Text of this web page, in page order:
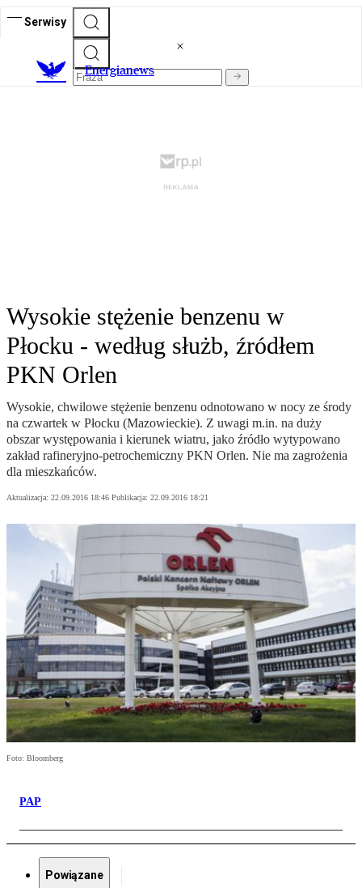
Serwisy
Energianews
Wysokie stężenie benzenu w
Płocku - według służb, źródłem
PKN Orlen
Wysokie, chwilowe stężenie benzenu odnotowano w nocy ze środy
na czwartek w Płocku (Mazowieckie). Z uwagi m.in. na duży
obszar występowania i kierunek wiatru, jako źródło wytypowano
zakład rafineryjno-petrochemiczny PKN Orlen. Nie ma zagrożenia
dla mieszkańców.
Aktualizacja: 22.09.2016 18:46 Publikacja: 22.09.2016 18:21
Foto: Bloomberg
PAP
Powiązane